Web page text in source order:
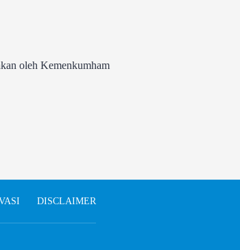
oleh Kemenkumham
DISCLAIMER